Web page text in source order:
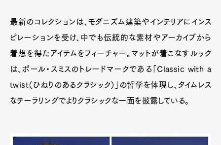
最新のコレクションは、モダニズム建築やインテリアにインス
ピレーションを受け、中でも伝統的な素材やアーカイブから
着想を得たアイテムをフィーチャー。マットが着こなすルック
は、ポール・スミスのトレードマークである「Classic with a
twist（ひねりのあるクラシック）」の哲学を体現し、タイムレス
なテーラリングでよりクラシックな一面を披露している。